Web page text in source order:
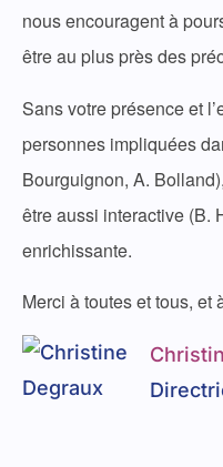
nous encouragent à
être au plus près des
Sans votre présence et
personnes impliquées
Bourguignon, A.
être aussi interactive (B.
enrichissante.
Merci à toutes et tous, et